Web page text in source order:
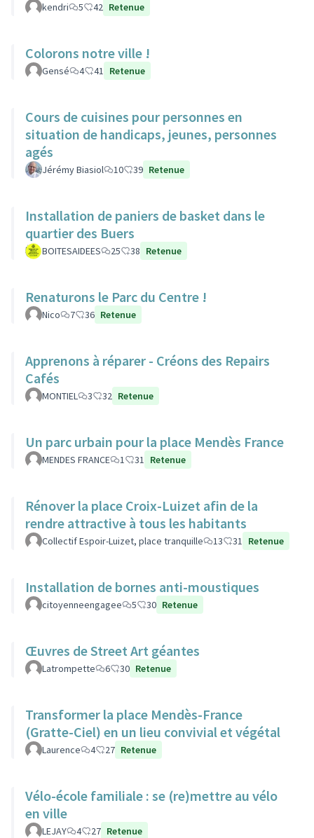
kendri 5 42 Retenue
Colorons notre ville !
Gensé 4 41 Retenue
Cours de cuisines pour personnes en
situation de handicaps, jeunes, personnes
agés
Jérémy Biasiol 10 39 Retenue
Installation de paniers de basket dans le
quartier des Buers
BOITESAIDEES 25 38 Retenue
Renaturons le Parc du Centre !
Nico 7 36 Retenue
Apprenons à réparer - Créons des Repairs
Cafés
MONTIEL 3 32 Retenue
Un parc urbain pour la place Mendès France
MENDES FRANCE 1 31 Retenue
Rénover la place Croix-Luizet afin de la
rendre attractive à tous les habitants
Collectif Espoir-Luizet, place tranquille 13 31 Retenue
Installation de bornes anti-moustiques
citoyenneengagee 5 30 Retenue
Œuvres de Street Art géantes
Latrompette 6 30 Retenue
Transformer la place Mendès-France
(Gratte-Ciel) en un lieu convivial et végétal
Laurence 4 27 Retenue
Vélo-école familiale : se (re)mettre au vélo
en ville
LEJAY 4 27 Retenue